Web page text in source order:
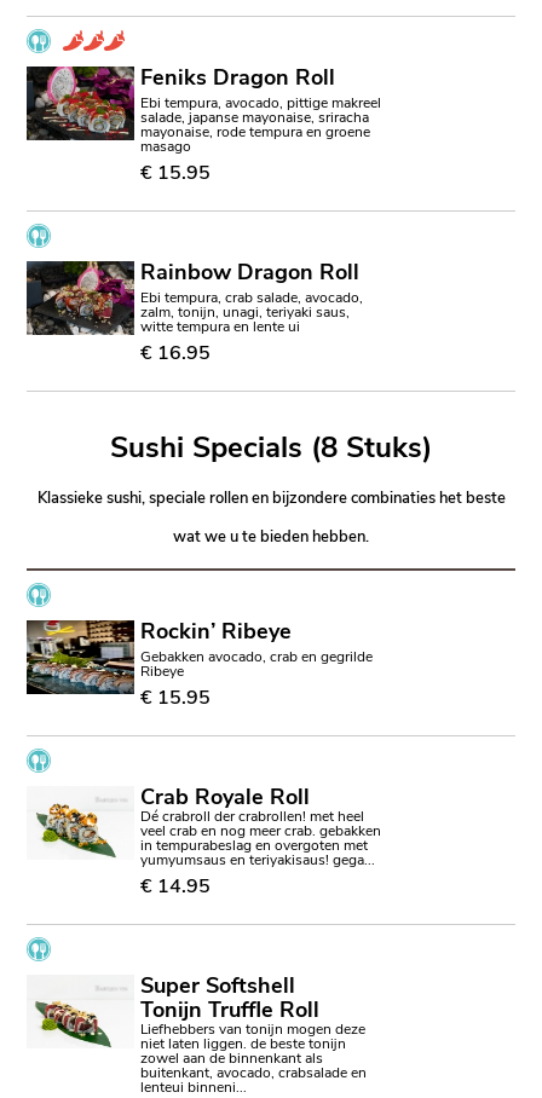
Feniks Dragon Roll
Ebi tempura, avocado, pittige makreel
salade, japanse mayonaise, sriracha
mayonaise, rode tempura en groene
masago
€ 15.95
Rainbow Dragon Roll
Ebi tempura, crab salade, avocado,
zalm, tonijn, unagi, teriyaki saus,
witte tempura en lente ui
€ 16.95
Sushi Specials (8 Stuks)
Klassieke sushi, speciale rollen en bijzondere combinaties het beste
wat we u te bieden hebben.
Rockin’ Ribeye
Gebakken avocado, crab en gegrilde
Ribeye
€ 15.95
Crab Royale Roll
Dé crabroll der crabrollen! met heel
veel crab en nog meer crab. gebakken
in tempurabeslag en overgoten met
yumyumsaus en teriyakisaus! gega...
€ 14.95
Super Softshell
Tonijn Truffle Roll
Liefhebbers van tonijn mogen deze
niet laten liggen. de beste tonijn
zowel aan de binnenkant als
buitenkant, avocado, crabsalade en
lenteui binneni...